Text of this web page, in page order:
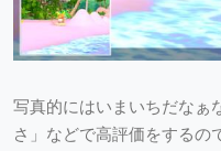
写真的にはいまいちだなぁ
さ」などで高評価をするの